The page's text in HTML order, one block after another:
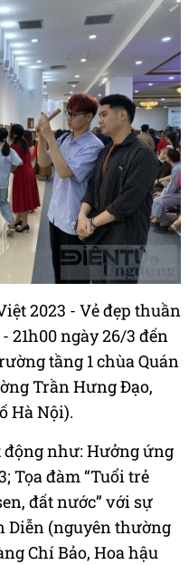
2023 - Vẻ đẹp thuần
21h00 ngày 26/3 đến
tầng 1 chùa Quán
Trần Hưng Đạo,
Hà Nội).
động như: Hưởng ứng
Tọa đàm “Tuổi trẻ
đất nước” với sự
Diễn (nguyên thường
Chí Bảo, Hoa hậu